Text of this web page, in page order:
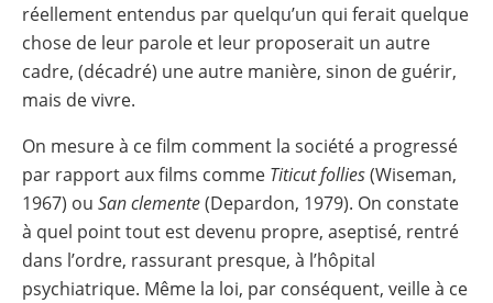
réellement entendus par quelqu’un qui ferait quelque
chose de leur parole et leur proposerait un autre
cadre, (décadré) une autre manière, sinon de guérir,
mais de vivre.
On mesure à ce film comment la société a progressé
par rapport aux films comme Titicutfollies(Wiseman,
1967) ou San clemente(Depardon, 1979). On constate
à quel point tout est devenu propre, aseptisé, rentré
dans l’ordre, rassurant presque, à l’hôpital
psychiatrique. Même la loi, par conséquent, veille à ce